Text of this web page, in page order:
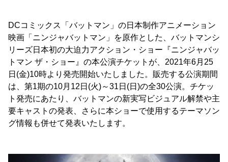
DCコミックス「バットマン」の日本制作アニメーション
映画「ニンジャバットマン」を原作とした、バットマンシ
リーズ日本初の大迫力アクション・ショー『ニンジャバッ
トマン ザ・ショー』の本公演チケットが、2021年6月25
日(金)10時より発売開始いたしました。販売する公演期間
は、第1期の10月12日(火)～31日(日)の全30公演。チケッ
ト発売にあたり、バットマンの新実写ビジュアル解禁や主
要キャストの発表、さらに本ショーで使用するテーマソン
グ情報も併せて発表いたします。